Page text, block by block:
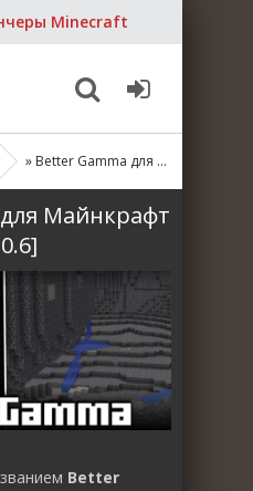
Minecraft
» Better Gamma для Майнкрафт [1.21.1, 1.21, 1.20.6]
Майнкрафт
Better